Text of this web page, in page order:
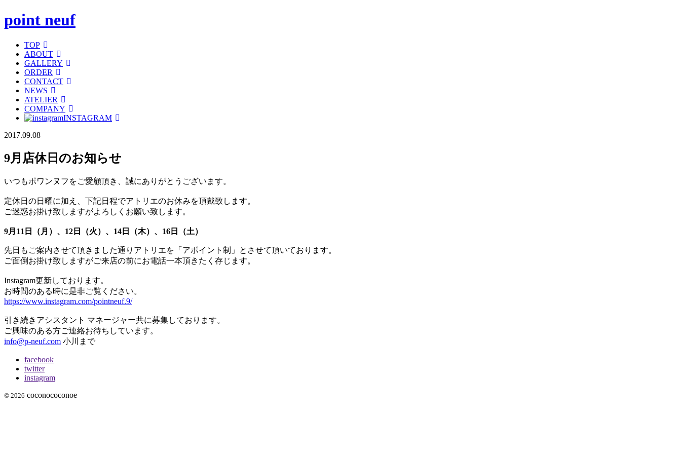
point neuf
TOP
ABOUT
GALLERY
ORDER
CONTACT
NEWS
ATELIER
COMPANY
INSTAGRAM
2017.09.08
9月店休日のお知らせ
いつもポワンヌフをご愛顧頂き、誠にありがとうございます。
定休日の日曜に加え、下記日程でアトリエのお休みを頂戴致します。
ご迷惑お掛け致しますがよろしくお願い致します。
9月11日（月）、12日（火）、14日（木）、16日（土）
先日もご案内させて頂きました通りアトリエを「アポイント制」とさせて頂いております。
ご面倒お掛け致しますがご来店の前にお電話一本頂きたく存じます。
Instagram更新しております。
お時間のある時に是非ご覧ください。
https://www.instagram.com/pointneuf.9/
引き続きアシスタント マネージャー共に募集しております。
ご興味のある方ご連絡お待ちしています。
info@p-neuf.com 小川まで
facebook
twitter
instagram
© 2026 coconococonoe